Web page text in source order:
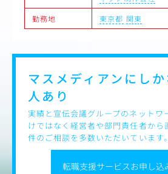
勤務地
東京都 関東
転職支援サービスお申し込
マスメディアンにし
人あり
実績と宣伝会議グループのネットワ
けではなく経営者や部門責任者から
件のご相談を多数いただいています。